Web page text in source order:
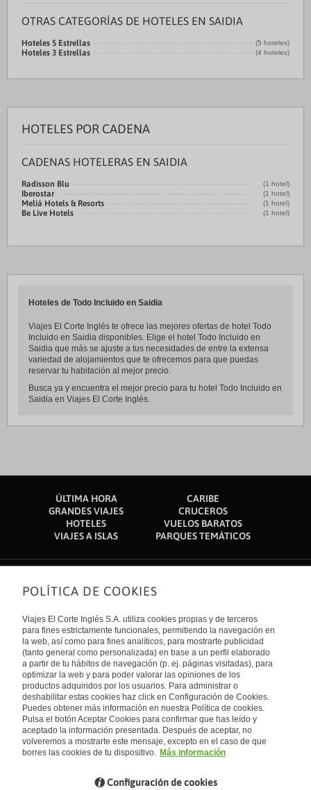
OTRAS CATEGORÍAS DE HOTELES EN SAIDIA
Hoteles 5 Estrellas (5 hoteles)
Hoteles 3 Estrellas (4 hoteles)
HOTELES POR CADENA
CADENAS HOTELERAS EN SAIDIA
Radisson Blu (1 hotel)
Iberostar (1 hotel)
Meliá Hotels & Resorts (1 hotel)
Be Live Hotels (1 hotel)
Hoteles de Todo Incluido en Saidia
Viajes El Corte Inglés te ofrece las mejores ofertas de hotel Todo
Incluido en Saidia disponibles. Elige el hotel Todo Incluido en
Saidia que más se ajuste a tus necesidades de entre la extensa
variedad de alojamientos que te ofrecemos para que puedas
reservar tu habitación al mejor precio.
Busca ya y encuentra el mejor precio para tu hotel Todo Incluido en
Saidia en Viajes El Corte Inglés.
ÚLTIMA HORA
CARIBE
GRANDES VIAJES
CRUCEROS
HOTELES
VUELOS BARATOS
VIAJES A ISLAS
PARQUES TEMÁTICOS
Sobre nosotros
Quiénes somos
Financiación
Sostenibilidad
Turismo accesible
Tarjeta El Corte Inglés
Trabaja con nosotros
El Corte Inglés
Canal Ético
Enlaces de interés
Guías de viaje
Catálogos
Auto check-in
Condiciones Generales
Política de privacidad
Política de cookies
Accesibilidad
Empresas/ Grupos
Internacional
España
Visita nuestro blog
Blog de Viajes el Corte inglés
POLÍTICA DE COOKIES
Viajes El Corte Inglés S.A. utiliza cookies propias y de terceros
para fines estrictamente funcionales, permitiendo la navegación en
la web, así como para fines analíticos, para mostrarte publicidad
(tanto general como personalizada) en base a un perfil elaborado
a partir de tu hábitos de navegación (p. ej. páginas visitadas), para
optimizar la web y para poder valorar las opiniones de los
productos adquiridos por los usuarios. Para administrar o
deshabilitar estas cookies haz click en Configuración de Cookies.
Puedes obtener más información en nuestra Política de cookies.
Pulsa el botón Aceptar Cookies para confirmar que has leído y
aceptado la información presentada. Después de aceptar, no
volveremos a mostrarte este mensaje, excepto en el caso de que
borres las cookies de tu dispositivo. Más información
Configuración de cookies